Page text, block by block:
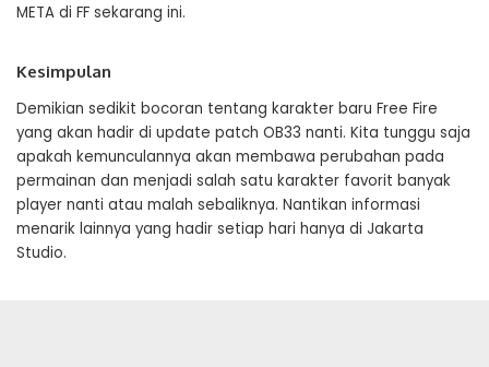
META di FF sekarang ini.
Kesimpulan
Demikian sedikit bocoran tentang karakter baru Free Fire
yang akan hadir di update patch OB33 nanti. Kita tunggu saja
apakah kemunculannya akan membawa perubahan pada
permainan dan menjadi salah satu karakter favorit banyak
player nanti atau malah sebaliknya. Nantikan informasi
menarik lainnya yang hadir setiap hari hanya di Jakarta
Studio.